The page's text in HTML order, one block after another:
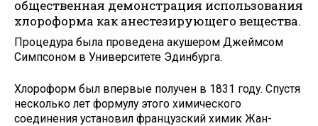
общественная демонстрация использования
хлороформа как анестезирующего вещества.
Процедура была проведена акушером Джеймсом
Симпсоном в Университете Эдинбурга.
Хлороформ был впервые получен в 1831 году. Спустя
несколько лет формулу этого химического
соединения установил французский химик Жан-